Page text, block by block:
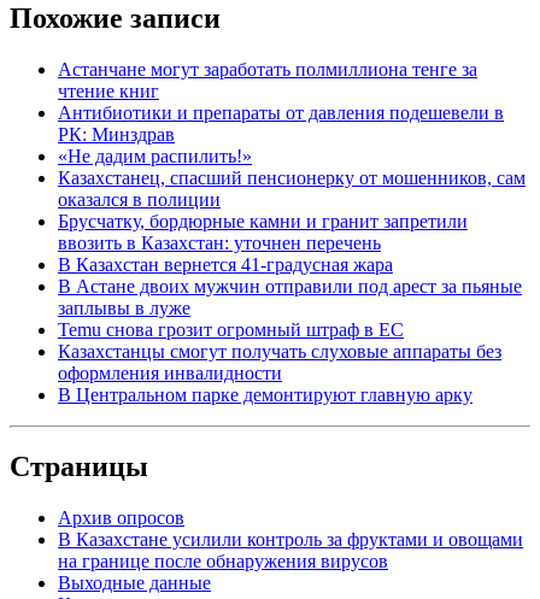
Похожие записи
Астанчане могут заработать полмиллиона тенге за
чтение книг
Антибиотики и препараты от давления подешевели в
РК: Минздрав
«Не дадим распилить!»
Казахстанец, спасший пенсионерку от мошенников, сам
оказался в полиции
Брусчатку, бордюрные камни и гранит запретили
ввозить в Казахстан: уточнен перечень
В Казахстан вернется 41-градусная жара
В Астане двоих мужчин отправили под арест за пьяные
заплывы в луже
Temu снова грозит огромный штраф в ЕС
Казахстанцы смогут получать слуховые аппараты без
оформления инвалидности
В Центральном парке демонтируют главную арку
Страницы
Архив опросов
В Казахстане усилили контроль за фруктами и овощами
на границе после обнаружения вирусов
Выходные данные